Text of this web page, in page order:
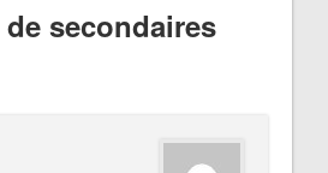
secondaires